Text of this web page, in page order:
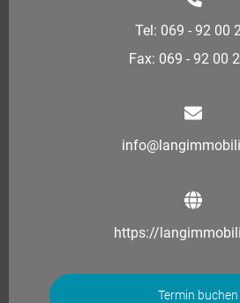
Tel: 069 - 92 00
Fax: 069 - 92 00
https://
Termin buchen